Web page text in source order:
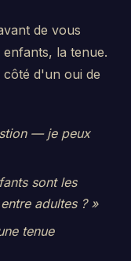
de vous
la tenue.
côté d'un oui de
— je peux
sont les
adultes ? »
tenue